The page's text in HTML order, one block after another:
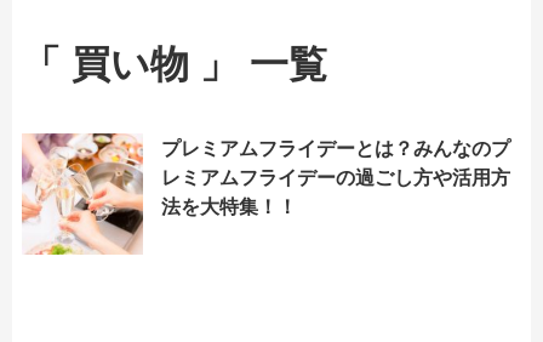
「 買い物 」 一覧
プレミアムフライデーとは？みんなのプ
レミアムフライデーの過ごし方や活用方
法を大特集！！